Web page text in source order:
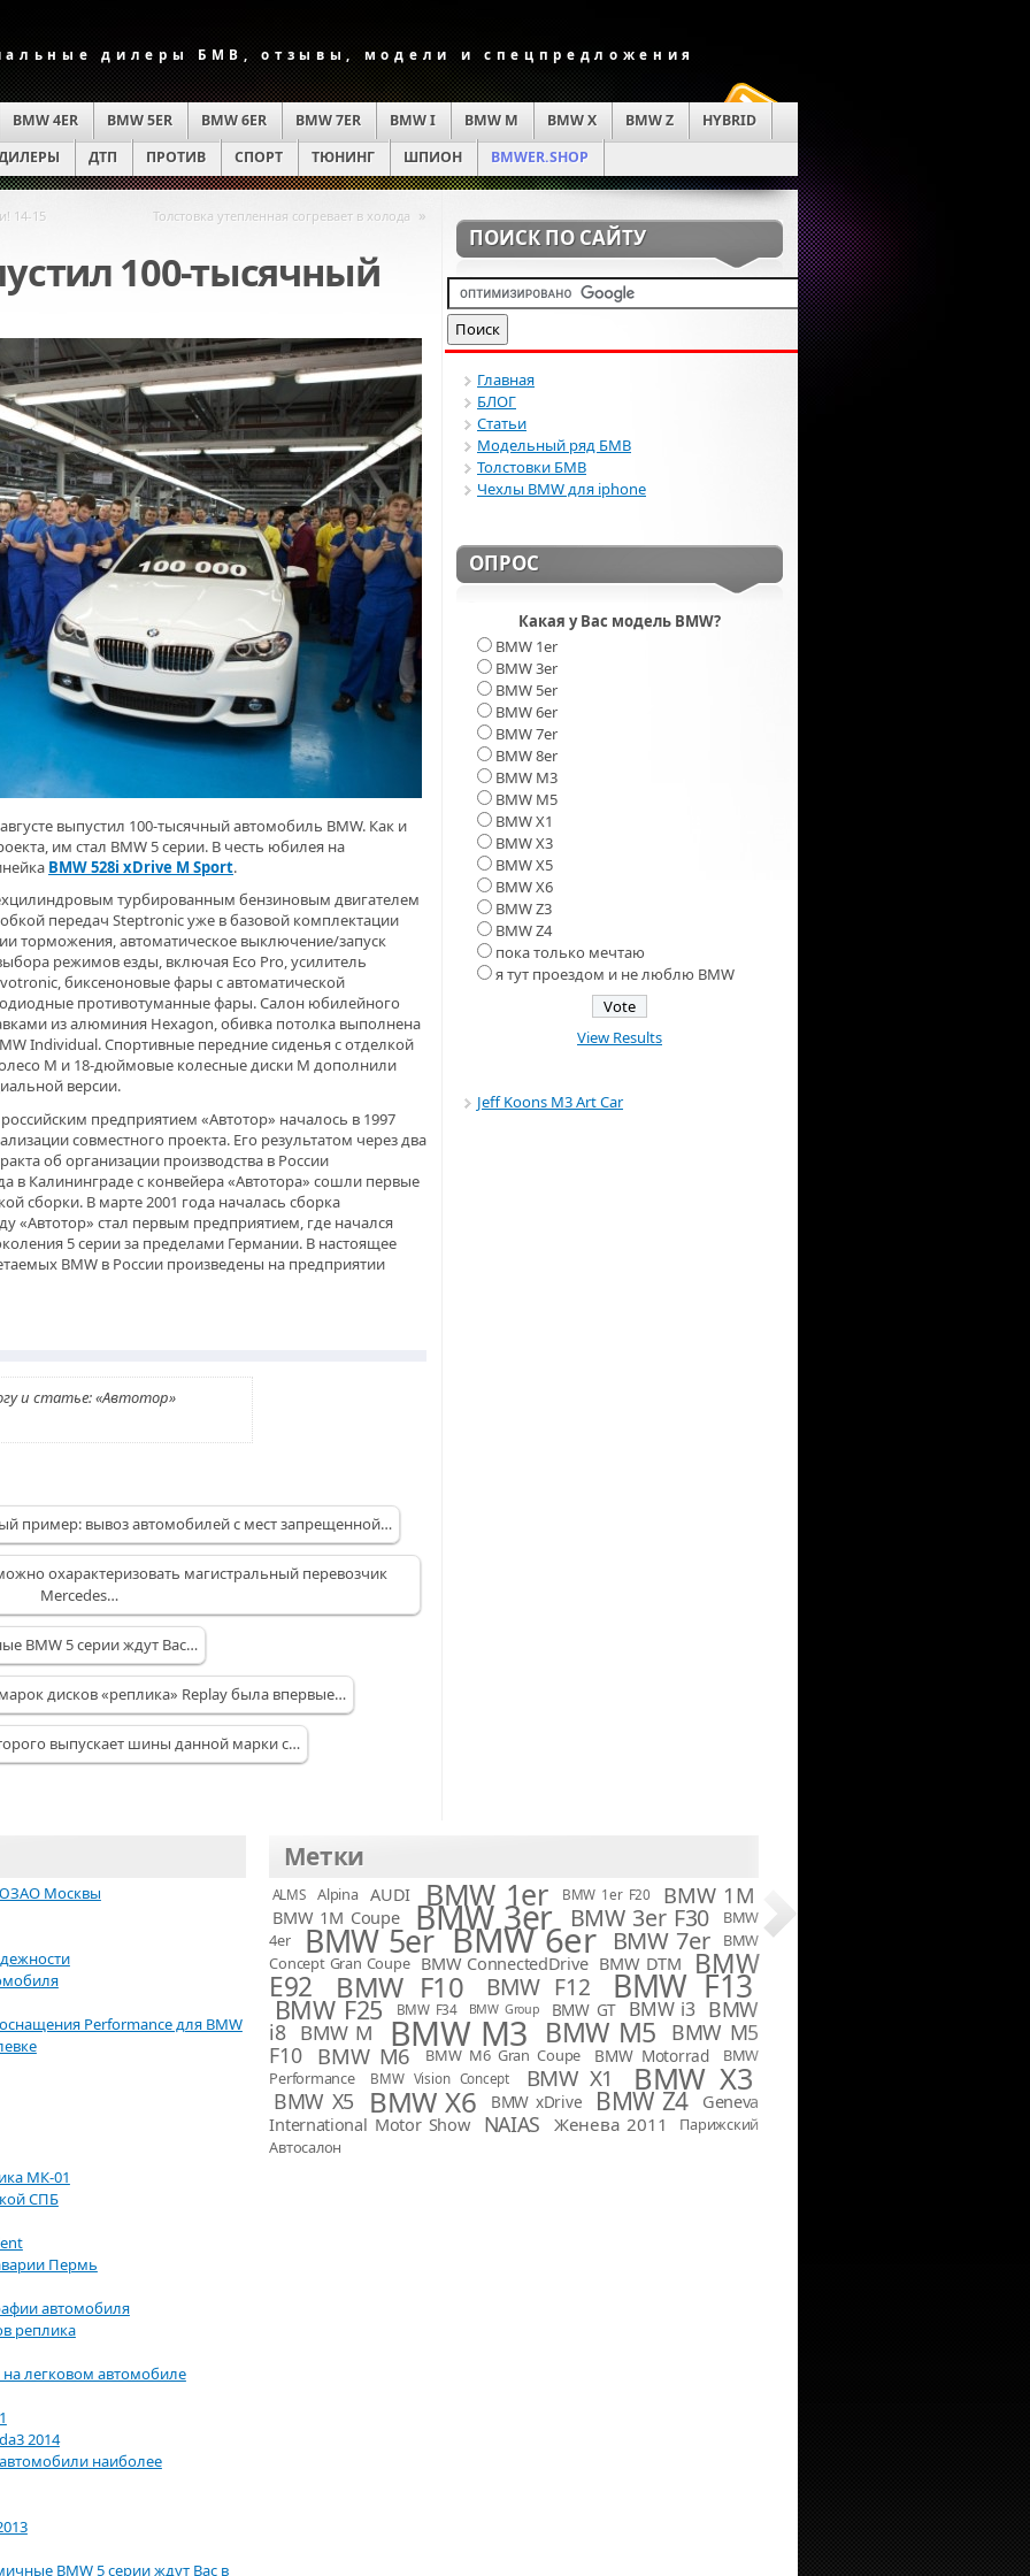
дилеры БМВ, отзывы, модели и спецпредложения
BMW 4ER BMW 5ER BMW 6ER BMW 7ER BMW I BMW M BMW X BMW Z
HYBRID
ДТП ПРОТИВ СПОРТ ТЮНИНГ ШПИОН BMWER.SHOP
14-15
Толстовка утепленная согревает в холода »
100-тысячный
выпустил 100-тысячный автомобиль BMW. Как и
им стал BMW 5 серии. В честь юбилея на
BMW 528i xDrive M Sport.
турбированным бензиновым двигателем
передач Steptronic уже в базовой комплектации
торможения, автоматическое выключение/запуск
режимов езды, включая Eco Pro, усилитель
биксеноновые фары c автоматической
противотуманные фары. Салон юбилейного
из алюминия Hexagon, обивка потолка выполнена
Individual. Спортивные передние сиденья с отделкой
M и 18-дюймовые колесные диски М дополнили
версии.
предприятием «Автотор» началось в 1997
совместного проекта. Его результатом через два
об организации производства в России
в Калининграде с конвейера «Автотора» сошли первые
сборки. В марте 2001 года началась сборка
«Автотор» стал первым предприятием, где начался
5 серии за пределами Германии. В настоящее
BMW в России произведены на предприятии
и статье: «Автотор»
пример: вывоз автомобилей с мест запрещенной…
охарактеризовать магистральный перевозчик
Mercedes…
BMW 5 серии ждут Вас…
дисков «реплика» Replay была впервые…
выпускает шины данной марки с…
ПОИСК ПО САЙТУ
Главная
БЛОГ
Статьи
Модельный ряд БМВ
Толстовки БМВ
Чехлы BMW для iphone
ОПРОС
Какая у Вас модель BMW?
BMW 1er
BMW 3er
BMW 5er
BMW 6er
BMW 7er
BMW 8er
BMW M3
BMW M5
BMW X1
BMW X3
BMW X5
BMW X6
BMW Z3
BMW Z4
пока только мечтаю
я тут проездом и не люблю BMW
View Results
Jeff Koons M3 Art Car
ЮЗАО Москвы
Performance для BMW
МК-01
СПБ
Пермь
автомобиля
реплика
легковом автомобиле
2014
наиболее
BMW 5 серии ждут Вас в
Метки
ALMS Alpina AUDI BMW 1er BMW 1er F20 BMW 1M
BMW 1M Coupe BMW 3er BMW 3er F30
BMW
4er
BMW 5er BMW 6er BMW 7er
BMW
Concept Gran Coupe BMW ConnectedDrive BMW DTM BMW
E92 BMW F10 BMW F12 BMW F13
BMW F25 BMW F34 BMW Group BMW GT BMW i3 BMW
i8 BMW M BMW M3 BMW M5
BMW M5
F10
BMW M6 BMW M6 Gran Coupe BMW Motorrad
BMW
Performance
BMW Vision Concept BMW X1 BMW X3
BMW X5 BMW X6 BMW xDrive BMW Z4
Geneva
International Motor Show
NAIAS Женева 2011
Парижский
Автосалон